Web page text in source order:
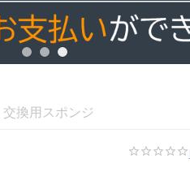
換用スポンジ